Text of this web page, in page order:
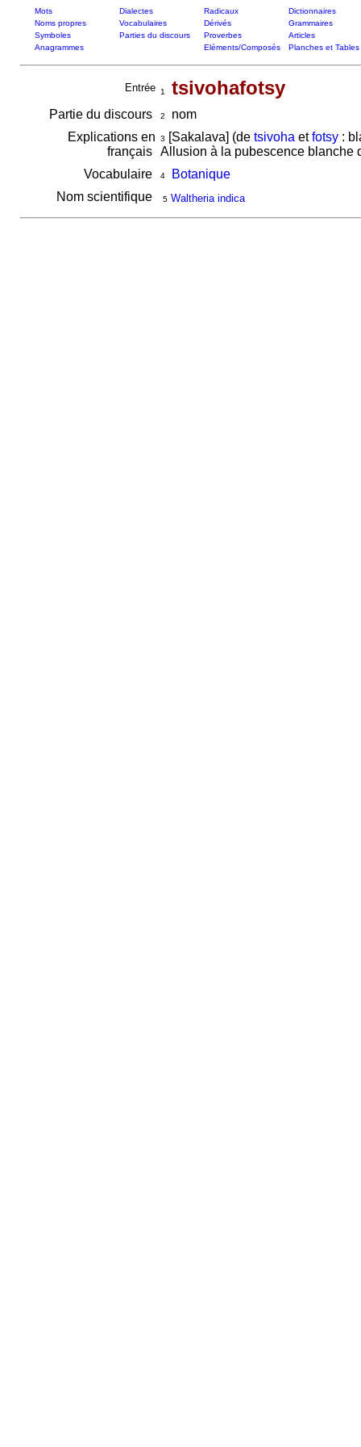
Mots Dialectes Radicaux
Dictionnaires
Noms propres
Vocabulaires Dérivés
Grammaires
Symboles
Parties du discours Proverbes
Articles
Anagrammes
Eléments/Composés Planches et Tables
Entrée 1 tsivohafotsy
Partie du discours 2
nom
Explications en
français
3 [Sakalava] (de tsivoha etfotsy:
Allusion à la pubescence blanche
Vocabulaire
4
Botanique
Nom scientifique
5 Waltheria indica